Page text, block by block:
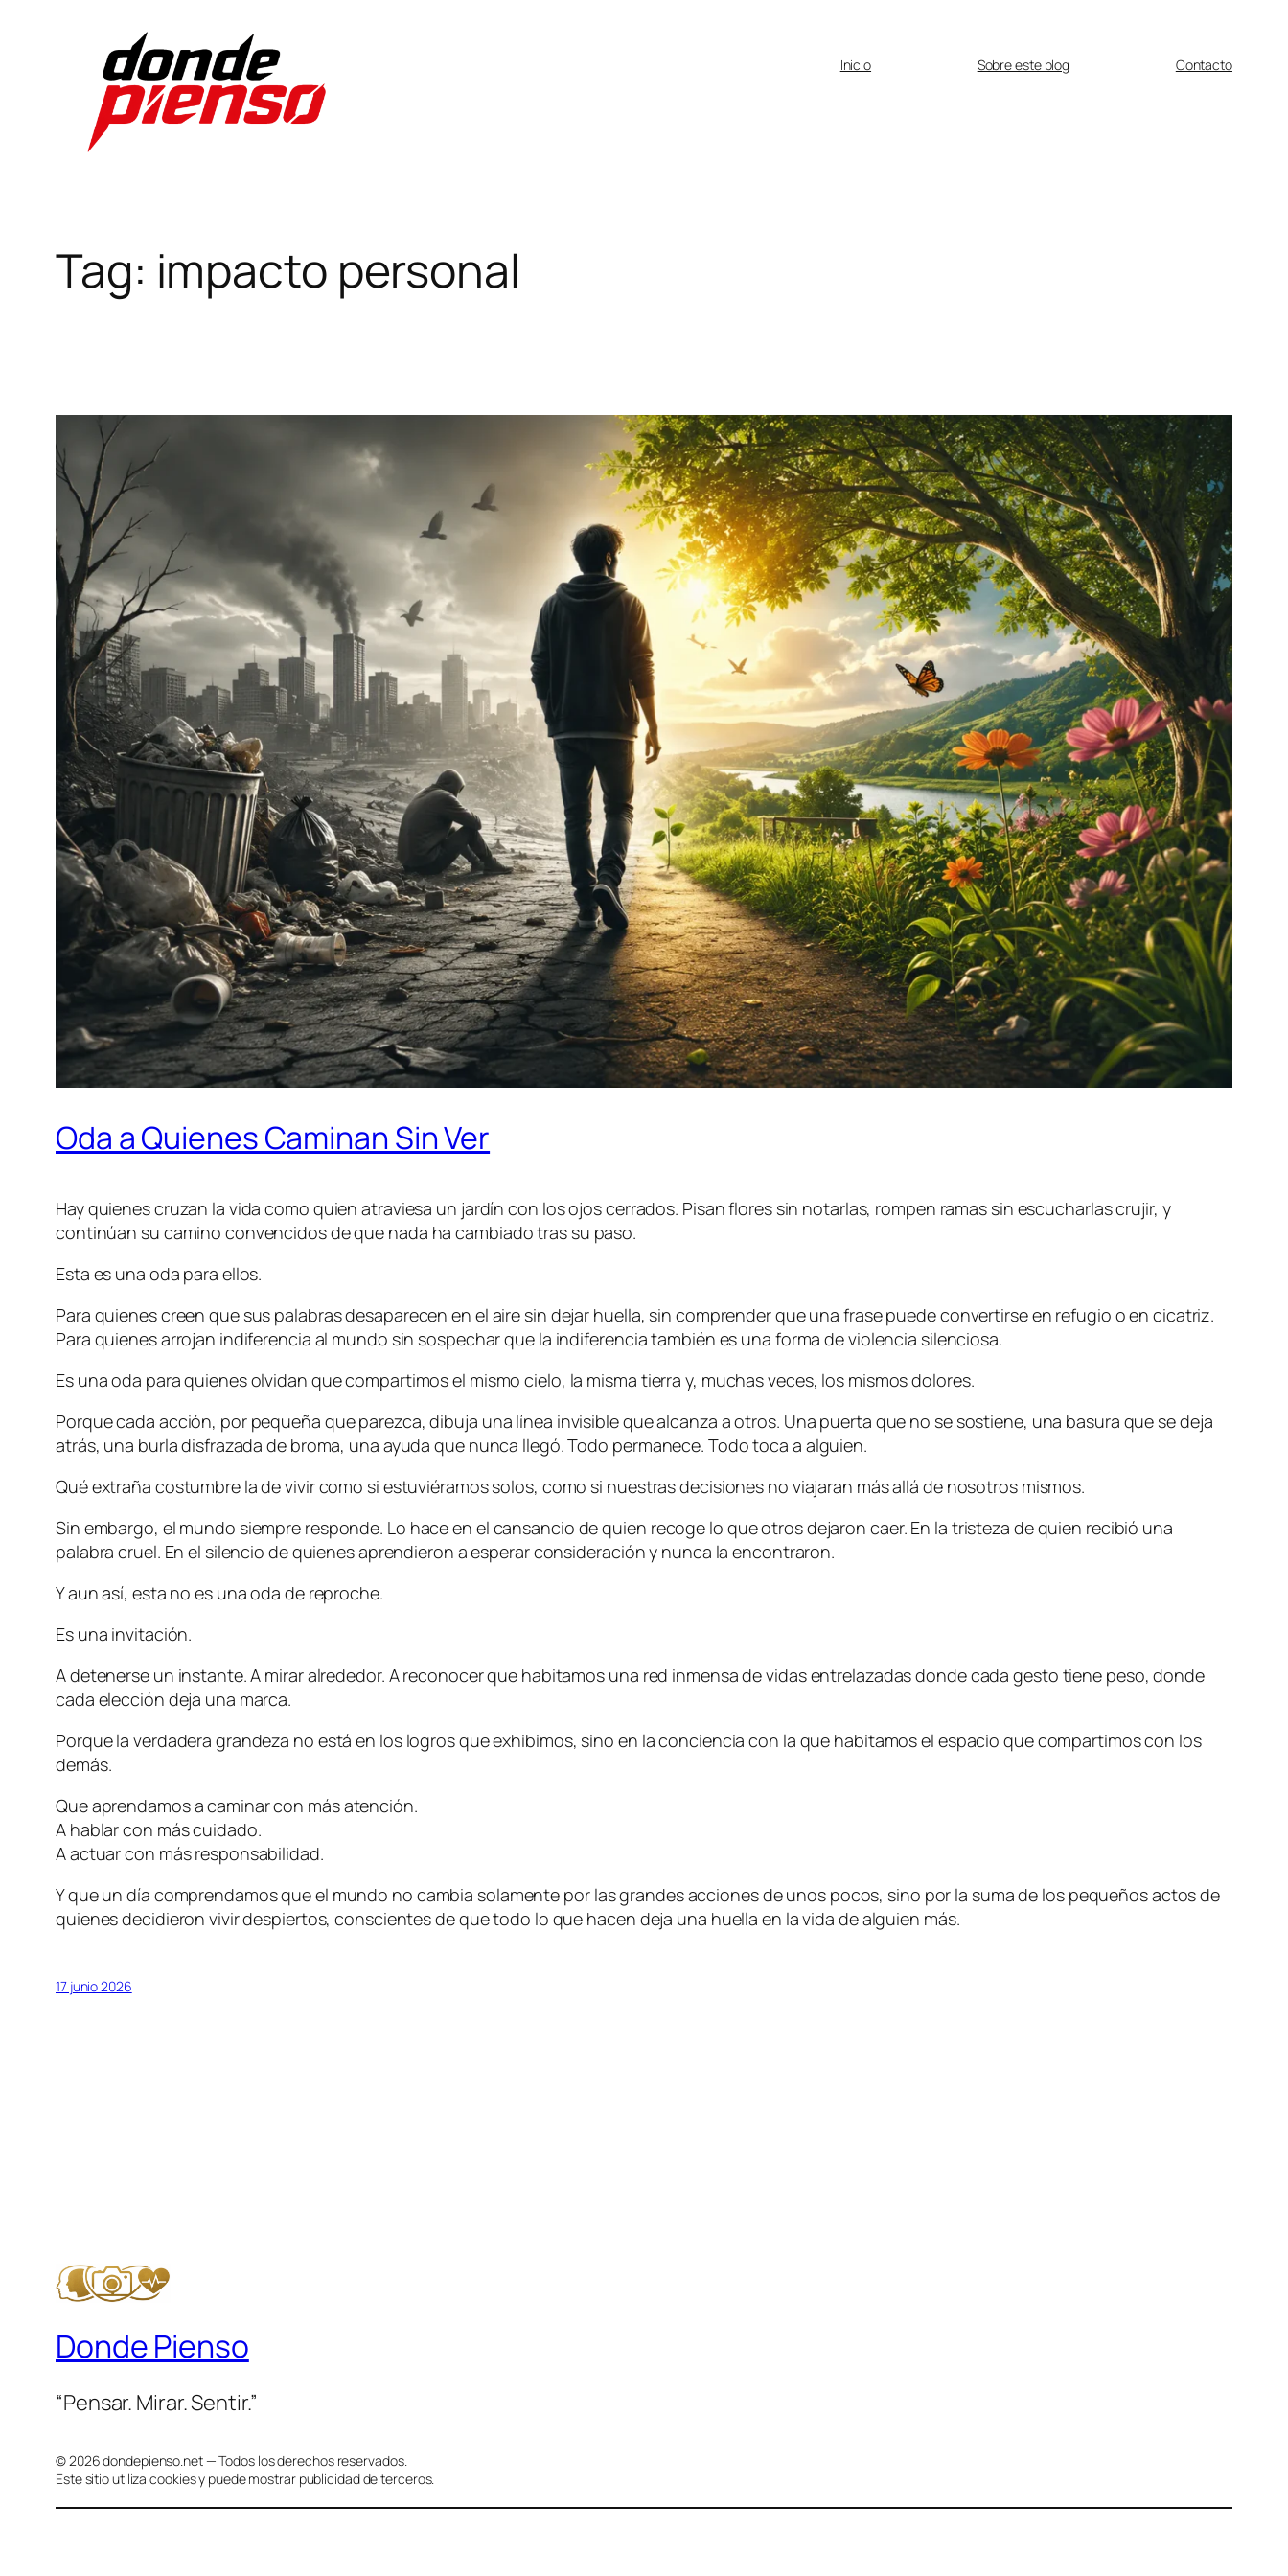
Inicio Sobre este blog Contacto
Tag: impacto personal
Oda a Quienes Caminan Sin Ver
Hay quienes cruzan la vida como quien atraviesa un jardín con los ojos cerrados. Pisan flores sin notarlas, rompen ramas sin escucharlas crujir, y
continúan su camino convencidos de que nada ha cambiado tras su paso.
Esta es una oda para ellos.
Para quienes creen que sus palabras desaparecen en el aire sin dejar huella, sin comprender que una frase puede convertirse en refugio o en cicatriz.
Para quienes arrojan indiferencia al mundo sin sospechar que la indiferencia también es una forma de violencia silenciosa.
Es una oda para quienes olvidan que compartimos el mismo cielo, la misma tierra y, muchas veces, los mismos dolores.
Porque cada acción, por pequeña que parezca, dibuja una línea invisible que alcanza a otros. Una puerta que no se sostiene, una basura que se deja
atrás, una burla disfrazada de broma, una ayuda que nunca llegó. Todo permanece. Todo toca a alguien.
Qué extraña costumbre la de vivir como si estuviéramos solos, como si nuestras decisiones no viajaran más allá de nosotros mismos.
Sin embargo, el mundo siempre responde. Lo hace en el cansancio de quien recoge lo que otros dejaron caer. En la tristeza de quien recibió una
palabra cruel. En el silencio de quienes aprendieron a esperar consideración y nunca la encontraron.
Y aun así, esta no es una oda de reproche.
Es una invitación.
A detenerse un instante. A mirar alrededor. A reconocer que habitamos una red inmensa de vidas entrelazadas donde cada gesto tiene peso, donde
cada elección deja una marca.
Porque la verdadera grandeza no está en los logros que exhibimos, sino en la conciencia con la que habitamos el espacio que compartimos con los
demás.
Que aprendamos a caminar con más atención.
A hablar con más cuidado.
A actuar con más responsabilidad.
Y que un día comprendamos que el mundo no cambia solamente por las grandes acciones de unos pocos, sino por la suma de los pequeños actos de
quienes decidieron vivir despiertos, conscientes de que todo lo que hacen deja una huella en la vida de alguien más.
17 junio 2026
Donde Pienso
“Pensar. Mirar. Sentir.”
© 2026 dondepienso.net — Todos los derechos reservados.
Este sitio utiliza cookies y puede mostrar publicidad de terceros.